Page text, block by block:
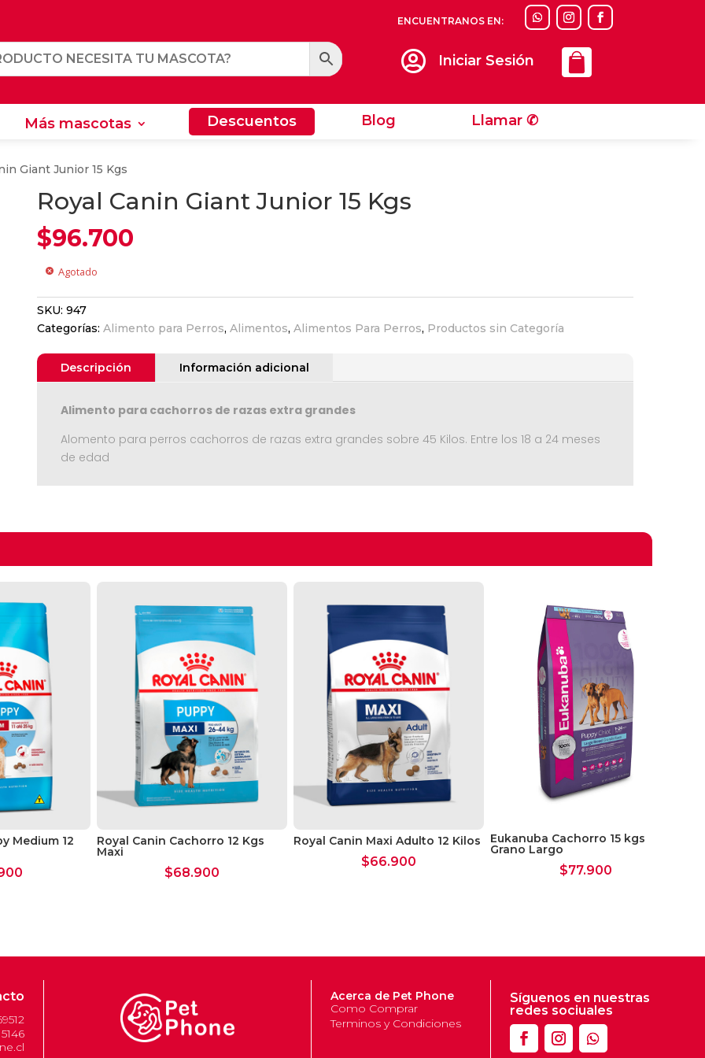
ENCUENTRANOS EN:
 Iniciar Sesión
Más mascotas Descuentos Blog Llamar ✆
Llamar ✆
Giant Junior 15 Kgs
Royal Canin Giant Junior 15 Kgs
$96.700
cancel Agotado
SKU: 947
Categorías: Alimento para Perros, Alimentos, Alimentos Para Perros, Productos sin Categoría
Descripción Información adicional
Alimento para cachorros de razas extra grandes
Alomento para perros cachorros de razas extra grandes sobre 45 Kilos. Entre los 18 a 24 meses
de edad
Medium 12 Royal Canin Cachorro 12 Kgs
Maxi
$68.900
Royal Canin Maxi Adulto 12 Kilos
$66.900
Eukanuba Cachorro 15 kgs
Grano Largo
$77.900
Acerca de Pet Phone
Como Comprar
Terminos y Condiciones
Síguenos en nuestras
redes sociuales